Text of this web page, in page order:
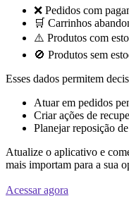
❌ Pedidos com
🛒 Carrinhos
⚠️ Produtos com
🚫 Produtos sem
Esses dados permitem
Atuar em pedidos
Criar ações de
Planejar reposição
Atualize o aplicativo e
mais importam para a sua
Acessar agora